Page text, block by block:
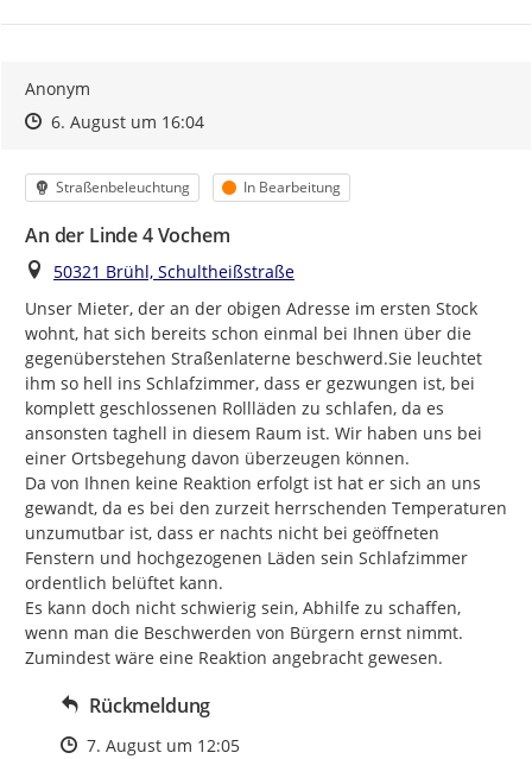
Anonym
Zeitpunkt des Erstellens
Zeitpunkt des Erstellens
6. August um 16:04Zur Äußerung
Kategorie
Straßenbeleuchtung Status
In Bearbeitung
An der Linde 4 Vochem
Ort
50321 Brühl, Schultheißstraße
Unser Mieter, der an der obigen Adresse im ersten Stock
wohnt, hat sich bereits schon einmal bei Ihnen über die
gegenüberstehen Straßenlaterne beschwerd.Sie leuchtet
ihm so hell ins Schlafzimmer, dass er gezwungen ist, bei
komplett geschlossenen Rollläden zu schlafen, da es
ansonsten taghell in diesem Raum ist. Wir haben uns bei
einer Ortsbegehung davon überzeugen können.
Da von Ihnen keine Reaktion erfolgt ist hat er sich an uns
gewandt, da es bei den zurzeit herrschenden Temperaturen
unzumutbar ist, dass er nachts nicht bei geöffneten
Fenstern und hochgezogenen Läden sein Schlafzimmer
ordentlich belüftet kann.
Es kann doch nicht schwierig sein, Abhilfe zu schaffen,
wenn man die Beschwerden von Bürgern ernst nimmt.
Zumindest wäre eine Reaktion angebracht gewesen.
Rückmeldung
Zeitpunkt des Erstellens
7. August um 12:05